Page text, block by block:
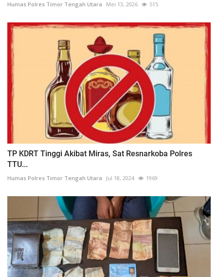
Humas Polres Timor Tengah Utara Mei 13, 2026 515
TP KDRT Tinggi Akibat Miras, Sat Resnarkoba Polres
TTU...
Humas Polres Timor Tengah Utara Jul 18, 2024 1969